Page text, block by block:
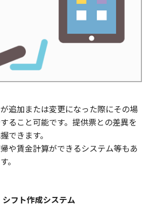
追加または変更になった際にその場
ること可能です。提供票との差異を
できます。
や賃金計算ができるシステム等もあ
。
シフト作成システム